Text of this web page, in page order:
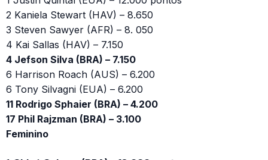
2 Kaniela Stewart (HAV) – 8.650
3 Steven Sawyer (AFR) – 8. 050
4 Kai Sallas (HAV) – 7.150
4 Jefson Silva (BRA) – 7.150
6 Harrison Roach (AUS) – 6.200
6 Tony Silvagni (EUA) – 6.200
11 Rodrigo Sphaier (BRA) – 4.200
17 Phil Rajzman (BRA) – 3.100
Feminino